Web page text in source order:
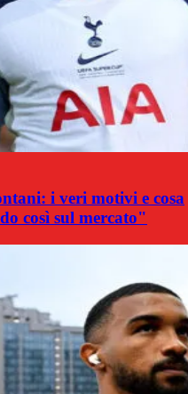
i veri motivi e cosa
così sul mercato"